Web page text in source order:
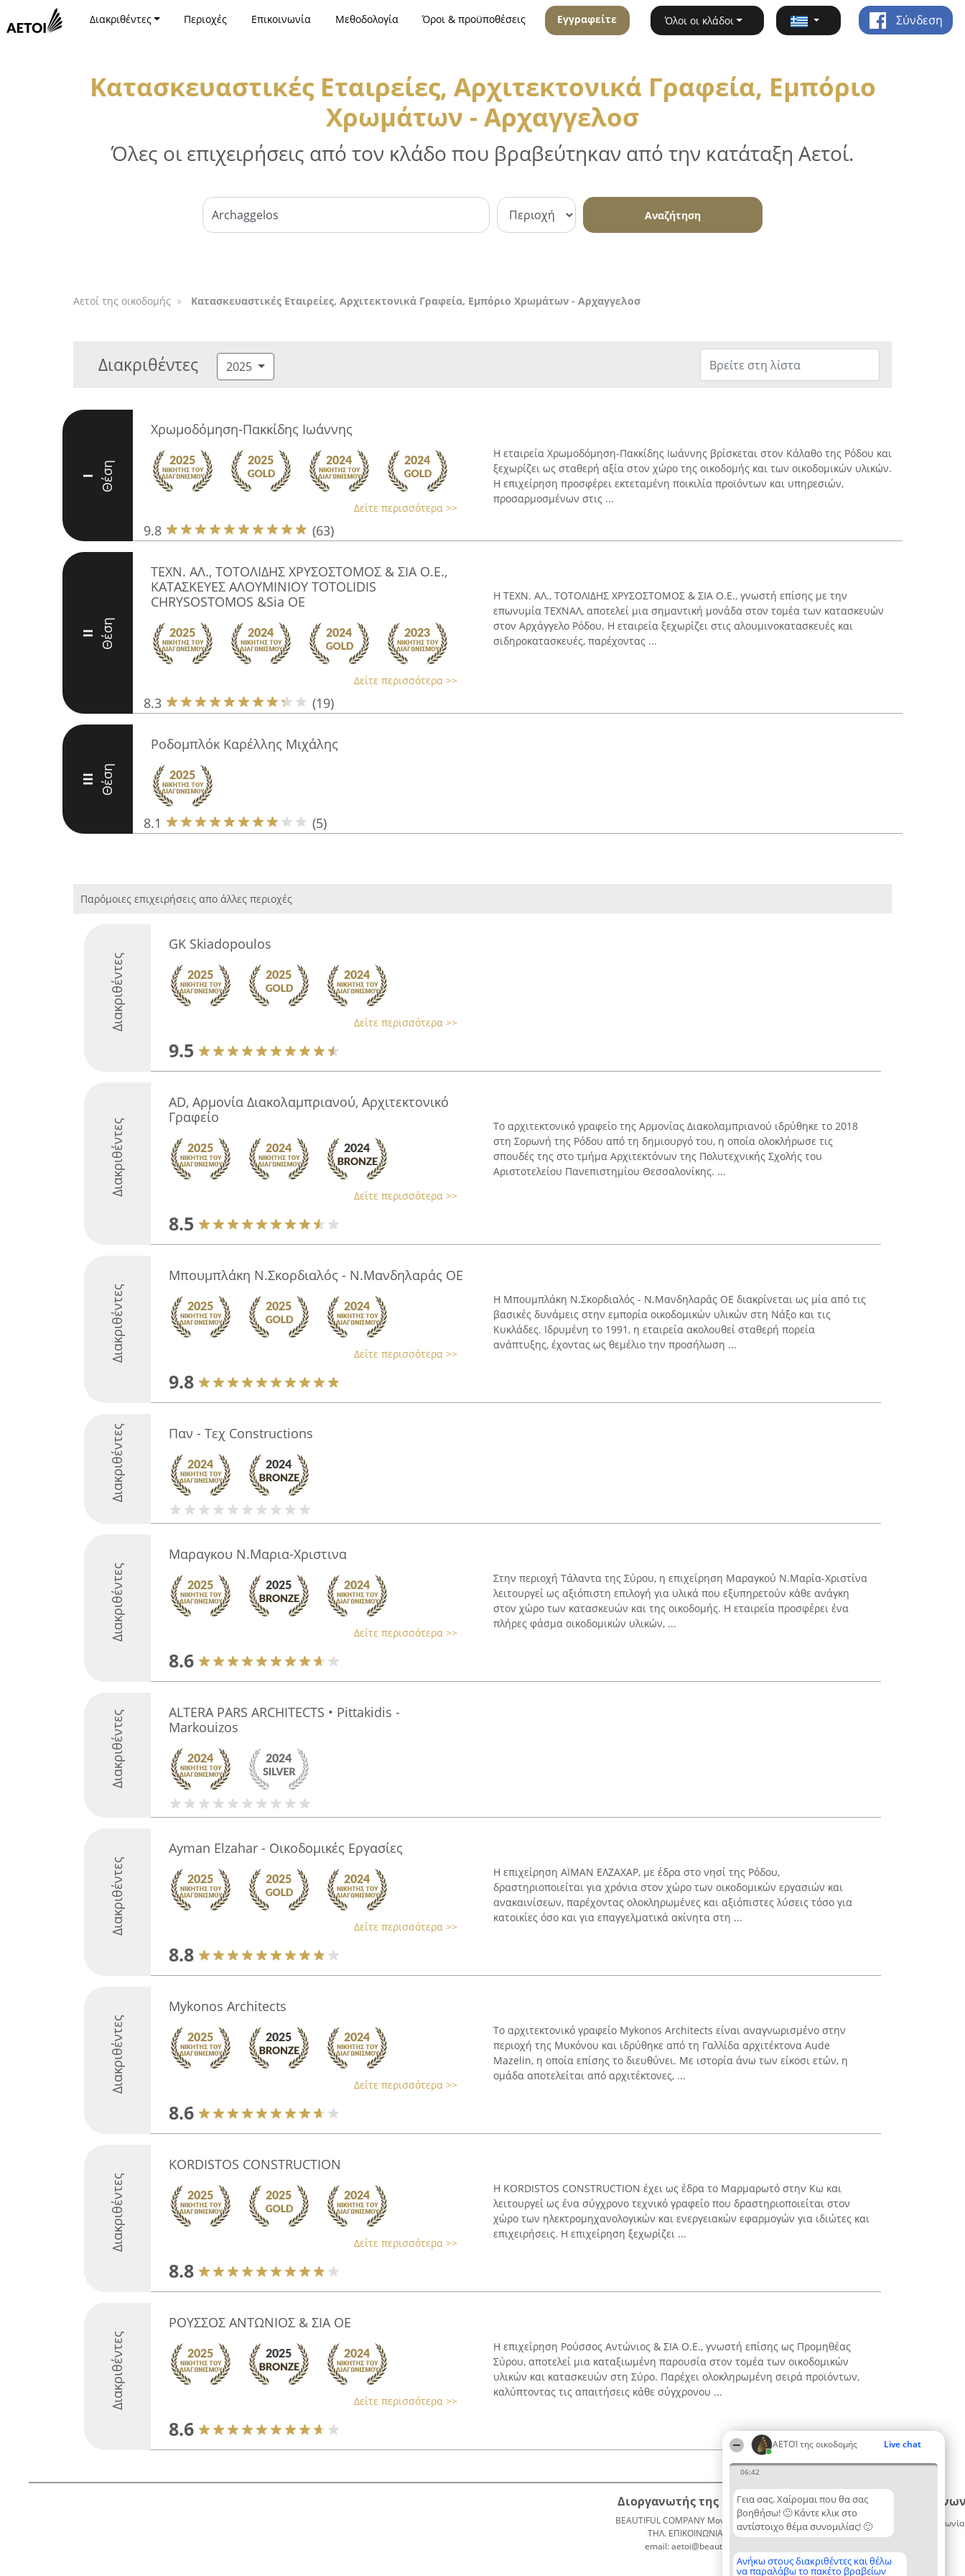
ΑΕΤΟΊ της οικοδομής Live chat
06:42
Γεια σας. Χαίρομαι που θα σας
βοηθήσω! 🙂 Κάντε κλικ στο
αντίστοιχο θέμα συνομιλίας! 🙂
Ανήκω στους διακριθέντες και θέλω
να παραλάβω το πακέτο βραβείων
Διακριθέντες Περιοχές Επικοινωνία Μεθοδολογία Όροι & προϋποθέσεις Εγγραφείτε Όλοι οι κλάδοι Σύνδεση
Κατασκευαστικές Εταιρείες, Αρχιτεκτονικά Γραφεία, Εμπόριο
Χρωμάτων - Αρχαγγελοσ
Όλες οι επιχειρήσεις από τον κλάδο που βραβεύτηκαν από την κατάταξη Αετοί.
Αναζήτηση
Αετοί της οικοδομής Κατασκευαστικές Εταιρείες, Αρχιτεκτονικά Γραφεία, Εμπόριο Χρωμάτων - Αρχαγγελοσ
Διακριθέντες 2025
I Θέση
Χρωμοδόμηση-Πακκίδης Ιωάννης
Δείτε περισσότερα >>
9.8 (63)
Η εταιρεία Χρωμοδόμηση-Πακκίδης Ιωάννης βρίσκεται στον Κάλαθο της Ρόδου και
ξεχωρίζει ως σταθερή αξία στον χώρο της οικοδομής και των οικοδομικών υλικών.
Η επιχείρηση προσφέρει εκτεταμένη ποικιλία προϊόντων και υπηρεσιών,
προσαρμοσμένων στις ...
II Θέση
ΤΕΧΝ. ΑΛ., ΤΟΤΟΛΙΔΗΣ ΧΡΥΣΟΣΤΟΜΟΣ & ΣΙΑ Ο.Ε.,
ΚΑΤΑΣΚΕΥΕΣ ΑΛΟΥΜΙΝΙΟΥ TOTOLIDIS
CHRYSOSTOMOS &Sia OE
Δείτε περισσότερα >>
8.3 (19)
Η ΤΕΧΝ. ΑΛ., ΤΟΤΟΛΙΔΗΣ ΧΡΥΣΟΣΤΟΜΟΣ & ΣΙΑ Ο.Ε., γνωστή επίσης με την
επωνυμία ΤΕΧΝΑΛ, αποτελεί μια σημαντική μονάδα στον τομέα των κατασκευών
στον Αρχάγγελο Ρόδου. Η εταιρεία ξεχωρίζει στις αλουμινοκατασκευές και
σιδηροκατασκευές, παρέχοντας ...
III Θέση
Ροδομπλόκ Καρέλλης Μιχάλης
8.1 (5)
Παρόμοιες επιχειρήσεις απο άλλες περιοχές
Διακριθέντες
GK Skiadopoulos
Δείτε περισσότερα >>
9.5
Διακριθέντες
AD, Αρμονία Διακολαμπριανού, Αρχιτεκτονικό
Γραφείο
Δείτε περισσότερα >>
8.5
Το αρχιτεκτονικό γραφείο της Αρμονίας Διακολαμπριανού ιδρύθηκε το 2018
στη Σορωνή της Ρόδου από τη δημιουργό του, η οποία ολοκλήρωσε τις
σπουδές της στο τμήμα Αρχιτεκτόνων της Πολυτεχνικής Σχολής του
Αριστοτελείου Πανεπιστημίου Θεσσαλονίκης. ...
Διακριθέντες
Μπουμπλάκη Ν.Σκορδιαλός - Ν.Μανδηλαράς ΟΕ
Δείτε περισσότερα >>
9.8
Η Μπουμπλάκη Ν.Σκορδιαλός - Ν.Μανδηλαράς ΟΕ διακρίνεται ως μία από τις
βασικές δυνάμεις στην εμπορία οικοδομικών υλικών στη Νάξο και τις
Κυκλάδες. Ιδρυμένη το 1991, η εταιρεία ακολουθεί σταθερή πορεία
ανάπτυξης, έχοντας ως θεμέλιο την προσήλωση ...
Διακριθέντες Παν - Τεχ Constructions
Διακριθέντες
Μαραγκου Ν.Μαρια-Χριστινα
Δείτε περισσότερα >>
8.6
Στην περιοχή Τάλαντα της Σύρου, η επιχείρηση Μαραγκού Ν.Μαρία-Χριστίνα
λειτουργεί ως αξιόπιστη επιλογή για υλικά που εξυπηρετούν κάθε ανάγκη
στον χώρο των κατασκευών και της οικοδομής. Η εταιρεία προσφέρει ένα
πλήρες φάσμα οικοδομικών υλικών, ...
Διακριθέντες
ALTERA PARS ARCHITECTS • Pittakidis -
Markouizos
Διακριθέντες
Ayman Elzahar - Οικοδομικές Εργασίες
Δείτε περισσότερα >>
8.8
Η επιχείρηση ΑΪΜΑΝ ΕΛΖΑΧΑΡ, με έδρα στο νησί της Ρόδου,
δραστηριοποιείται για χρόνια στον χώρο των οικοδομικών εργασιών και
ανακαινίσεων, παρέχοντας ολοκληρωμένες και αξιόπιστες λύσεις τόσο για
κατοικίες όσο και για επαγγελματικά ακίνητα στη ...
Διακριθέντες
Mykonos Architects
Δείτε περισσότερα >>
8.6
Το αρχιτεκτονικό γραφείο Mykonos Architects είναι αναγνωρισμένο στην
περιοχή της Μυκόνου και ιδρύθηκε από τη Γαλλίδα αρχιτέκτονα Aude
Mazelin, η οποία επίσης το διευθύνει. Με ιστορία άνω των είκοσι ετών, η
ομάδα αποτελείται από αρχιτέκτονες, ...
Διακριθέντες
KORDISTOS CONSTRUCTION
Δείτε περισσότερα >>
8.8
Η KORDISTOS CONSTRUCTION έχει ως έδρα το Μαρμαρωτό στην Κω και
λειτουργεί ως ένα σύγχρονο τεχνικό γραφείο που δραστηριοποιείται στον
χώρο των ηλεκτρομηχανολογικών και ενεργειακών εφαρμογών για ιδιώτες και
επιχειρήσεις. Η επιχείρηση ξεχωρίζει ...
Διακριθέντες
ΡΟΥΣΣΟΣ ΑΝΤΩΝΙΟΣ & ΣΙΑ ΟΕ
Δείτε περισσότερα >>
8.6
Η επιχείρηση Ρούσσος Αντώνιος & ΣΙΑ Ο.Ε., γνωστή επίσης ως Προμηθέας
Σύρου, αποτελεί μια καταξιωμένη παρουσία στον τομέα των οικοδομικών
υλικών και κατασκευών στη Σύρο. Παρέχει ολοκληρωμένη σειρά προϊόντων,
καλύπτοντας τις απαιτήσεις κάθε σύγχρονου ...
Διοργανωτής της κατάταξης
BEAUTIFUL COMPANY Μονοπρόσωπη ΙΚΕ
ΤΗΛ. ΕΠΙΚΟΙΝΩΝΙΑΣ: 2104128019
email: aetoi@beautifulcompany.co
Κατάταξη
Διακριθέντες
Λίστα
διακριθέντων
Μεθοδολογία
Επικοινωνία